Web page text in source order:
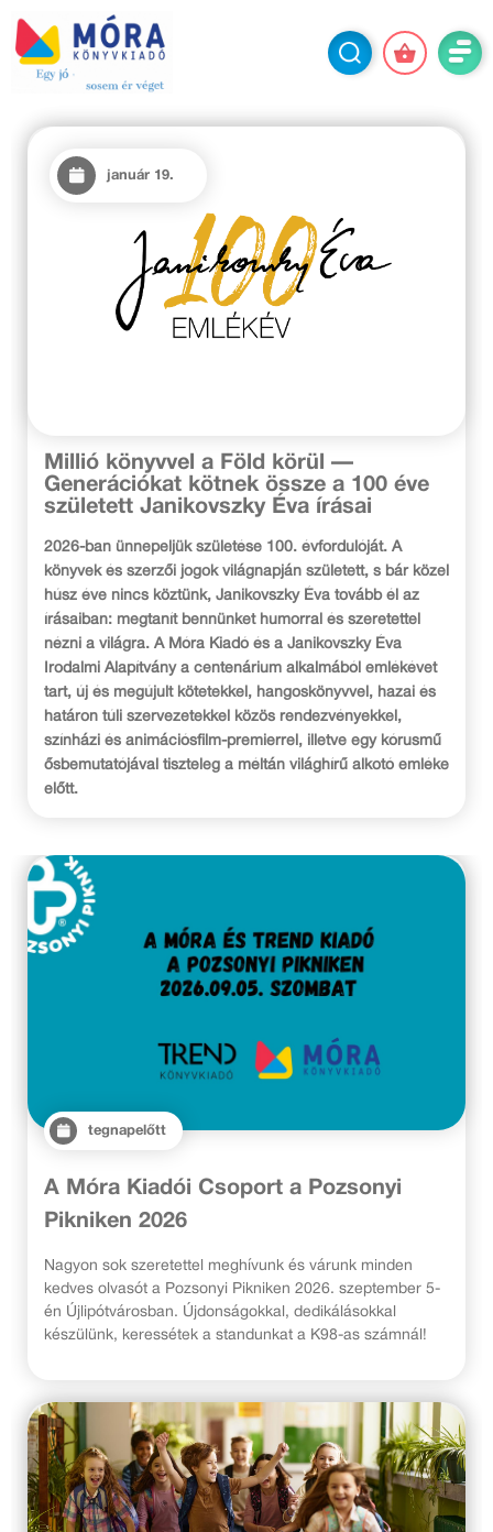
január 19.
Millió könyvvel a Föld körül —
Generációkat kötnek össze a 100 éve
született Janikovszky Éva írásai
2026-ban ünnepeljük születése 100. évfordulóját. A
könyvek és szerzői jogok világnapján született, s bár közel
húsz éve nincs köztünk, Janikovszky Éva tovább él az
írásaiban: megtanít bennünket humorral és szeretettel
nézni a világra. A Móra Kiadó és a Janikovszky Éva
Irodalmi Alapítvány a centenárium alkalmából emlékévet
tart, új és megújult kötetekkel, hangoskönyvvel, hazai és
határon túli szervezetekkel közös rendezvényekkel,
színházi és animációsfilm-premierrel, illetve egy kórusmű
ősbemutatójával tiszteleg a méltán világhírű alkotó emléke
előtt.
tegnapelőtt
A Móra Kiadói Csoport a Pozsonyi
Pikniken 2026
Nagyon sok szeretettel meghívunk és várunk minden
kedves olvasót a Pozsonyi Pikniken 2026. szeptember 5-
én Újlipótvárosban. Újdonságokkal, dedikálásokkal
készülünk, keressétek a standunkat a K98-as számnál!